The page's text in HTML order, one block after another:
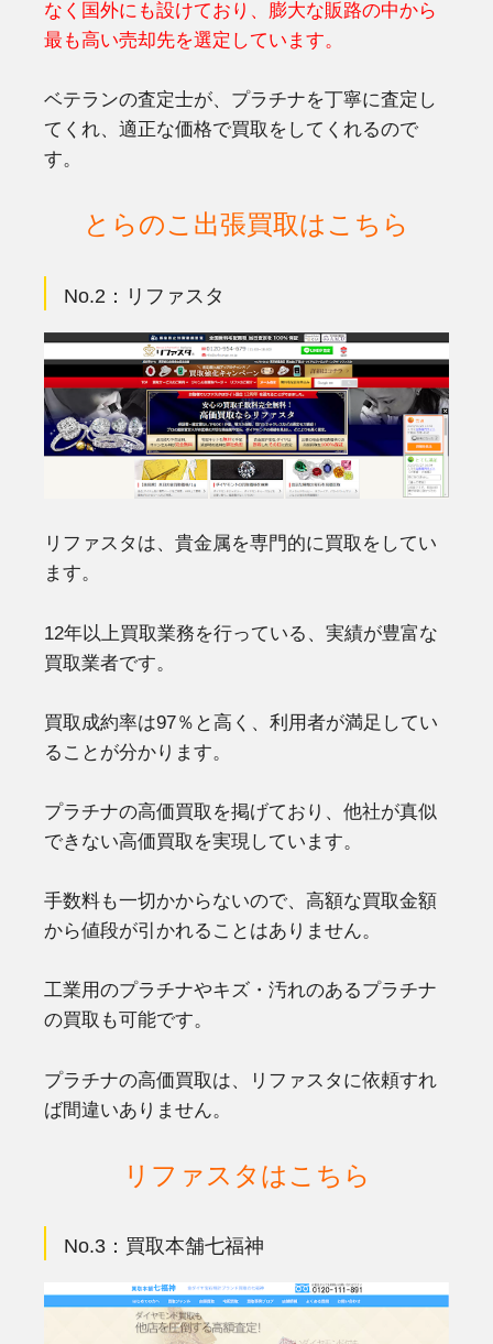
なく国外にも設けており、膨大な販路の中から
最も高い売却先を選定しています。
ベテランの査定士が、プラチナを丁寧に査定し
てくれ、適正な価格で買取をしてくれるので
す。
とらのこ出張買取はこちら
No.2： リファスタ
リファスタは、貴金属を専門的に買取をしてい
ます。
12年以上買取業務を行っている、実績が豊富な
買取業者です。
買取成約率は97％と高く、利用者が満足してい
ることが分かります。
プラチナの高価買取を掲げており、他社が真似
できない高価買取を実現しています。
手数料も一切かからないので、高額な買取金額
から値段が引かれることはありません。
工業用のプラチナやキズ・汚れのあるプラチナ
の買取も可能です。
プラチナの高価買取は、リファスタに依頼すれ
ば間違いありません。
リファスタはこちら
No.3： 買取本舗七福神